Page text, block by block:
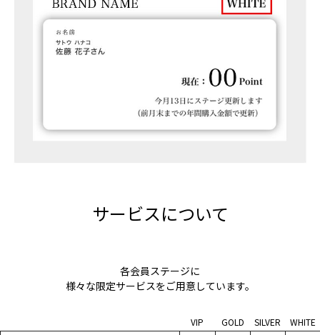
サービスについて
各会員ステージに
様々な限定サービスをご用意しています。
VIP GOLD SILVER
WHITE